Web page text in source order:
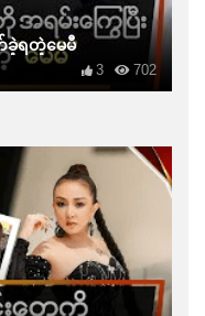
က်ခဲ့ရတဲ့မေမီ
702
3